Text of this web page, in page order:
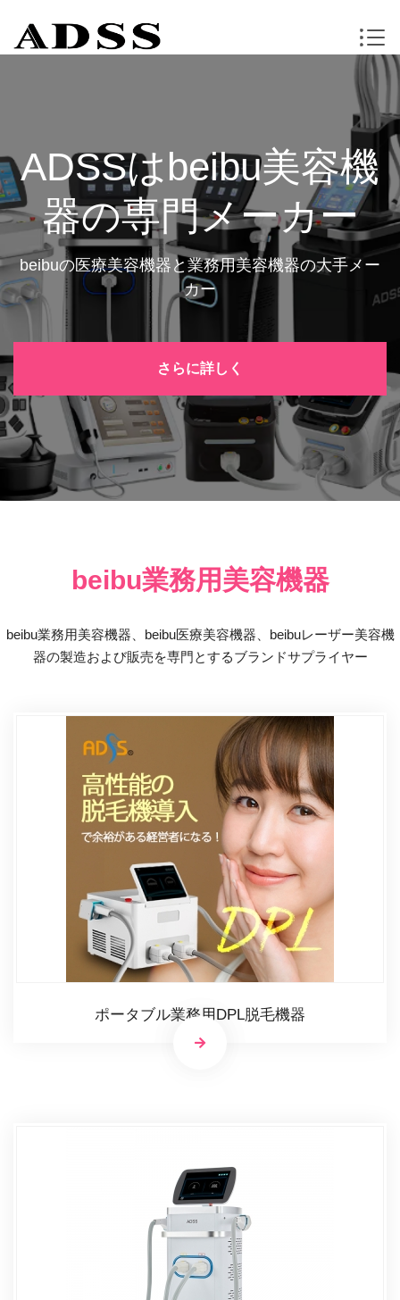
ADSSはbeibu美容機
器の専門メーカー
beibuの医療美容機器と業務用美容機器の大手メー
カー
さらに詳しく
beibu業務用美容機器
beibu業務用美容機器、beibu医療美容機器、beibuレーザー美容機
器の製造および販売を専門とするブランドサプライヤー
ポータブル業務用DPL脱毛機器